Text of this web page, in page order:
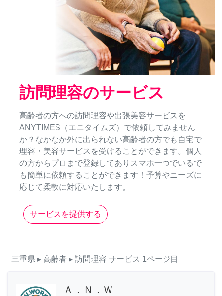
訪問理容のサービス
高齢者の方への訪問理容や出張美容サービスを
ANYTIMES（エニタイムズ）で依頼してみません
か？なかなか外に出られない高齢者の方でも自宅で
理容・美容サービスを受けることができます。個人
の方からプロまで登録してありスマホ一つでいるで
も簡単に依頼することができます！予算やニーズに
応じて柔軟に対応いたします。
サービスを提供する
三重県 ▸ 高齢者 ▸ 訪問理容 サービス 1ページ目
Ａ．Ｎ．Ｗ